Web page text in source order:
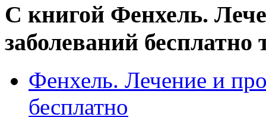
С книгой Фенхель.
заболеваний
Фенхель. Лечение и
бесплатно